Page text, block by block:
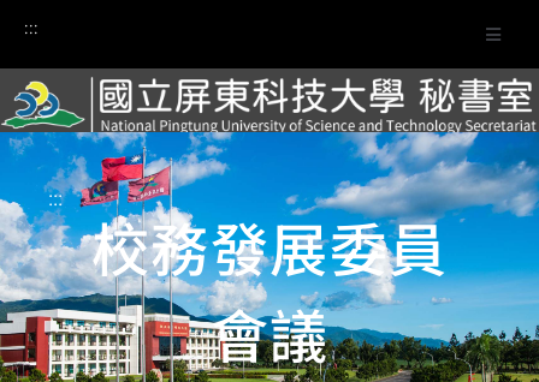
:::
:::
校務發展委員
會議